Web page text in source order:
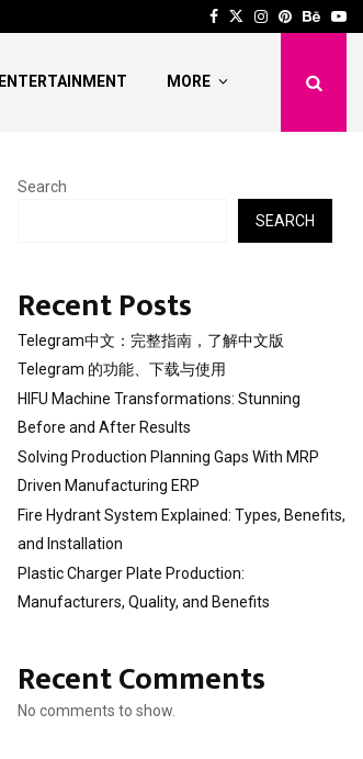
Solving Production
Facebook
Twitter
Instagram
Pinterest
ENTERTAINMENT MORE
Search
SEARCH
Recent Posts
Telegram中文：完整指南，了解中文版
Telegram 的功能、下载与使用
HIFU Machine Transformations: Stunning
Before and After Results
Solving Production Planning Gaps With MRP
Driven Manufacturing ERP
Fire Hydrant System Explained: Types, Benefits,
and Installation
Plastic Charger Plate Production:
Manufacturers, Quality, and Benefits
Recent Comments
No comments to show.